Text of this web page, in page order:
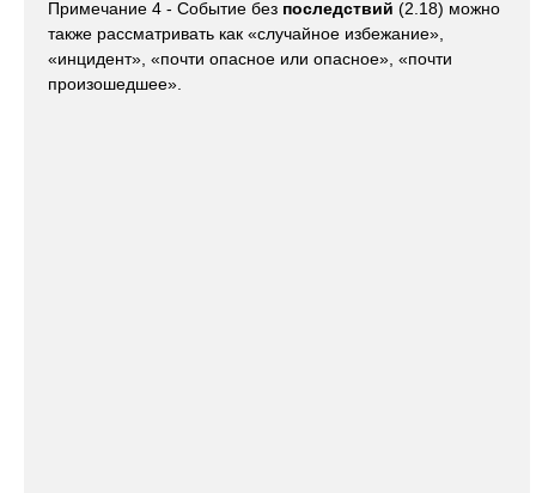
Примечание 4 - Событие без последствий (2.18) можно
также рассматривать как «случайное избежание»,
«инцидент», «почти опасное или опасное», «почти
произошедшее».